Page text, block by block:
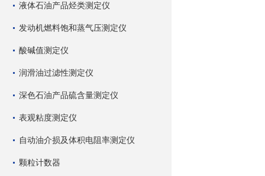
液体石油产品烃类测定仪
发动机燃料饱和蒸气压测定仪
酸碱值测定仪
润滑油过滤性测定仪
深色石油产品硫含量测定仪
表观粘度测定仪
自动油介损及体积电阻率测定仪
颗粒计数器